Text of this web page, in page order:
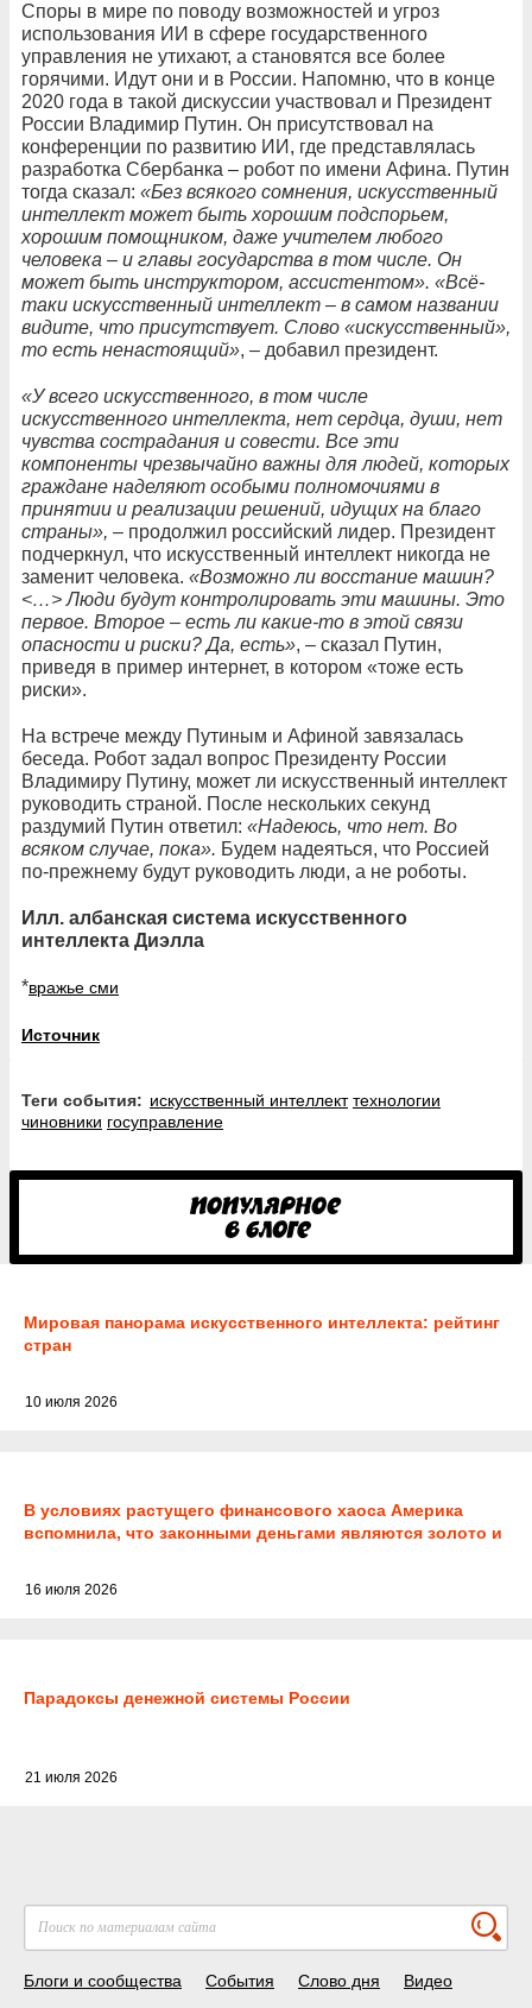
Споры в мире по поводу возможностей и угроз
использования ИИ в сфере государственного
управления не утихают, а становятся все более
горячими. Идут они и в России. Напомню, что в конце
2020 года в такой дискуссии участвовал и Президент
России Владимир Путин. Он присутствовал на
конференции по развитию ИИ, где представлялась
разработка Сбербанка – робот по имени Афина. Путин
тогда сказал: «Без всякого сомнения, искусственный
интеллект может быть хорошим подспорьем,
хорошим помощником, даже учителем любого
человека – и главы государства в том числе. Он
может быть инструктором, ассистентом». «Всё-
таки искусственный интеллект – в самом названии
видите, что присутствует. Слово «искусственный»,
то есть ненастоящий», – добавил президент.
«У всего искусственного, в том числе
искусственного интеллекта, нет сердца, души, нет
чувства сострадания и совести. Все эти
компоненты чрезвычайно важны для людей, которых
граждане наделяют особыми полномочиями в
принятии и реализации решений, идущих на благо
страны», – продолжил российский лидер. Президент
подчеркнул, что искусственный интеллект никогда не
заменит человека. «Возможно ли восстание машин?
<…> Люди будут контролировать эти машины. Это
первое. Второе – есть ли какие-то в этой связи
опасности и риски? Да, есть», – сказал Путин,
приведя в пример интернет, в котором «тоже есть
риски».
На встрече между Путиным и Афиной завязалась
беседа. Робот задал вопрос Президенту России
Владимиру Путину, может ли искусственный интеллект
руководить страной. После нескольких секунд
раздумий Путин ответил: «Надеюсь, что нет. Во
всяком случае, пока». Будем надеяться, что Россией
по-прежнему будут руководить люди, а не роботы.
Илл. албанская система искусственного
интеллекта Диэлла
*вражье сми
Источник
Теги события: искусственный интеллект технологии
чиновники госуправление
Мировая панорама искусственного интеллекта: рейтинг
стран
10 июля 2026
В условиях растущего финансового хаоса Америка
вспомнила, что законными деньгами являются золото и
16 июля 2026
Парадоксы денежной системы России
21 июля 2026
Блоги и сообщества События Слово дня Видео